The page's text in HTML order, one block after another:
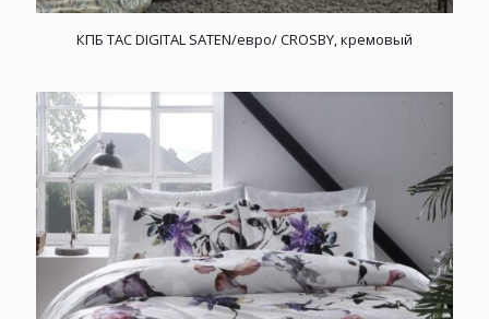
КПБ TAC DIGITAL SATEN/евро/ CROSBY, кремовый